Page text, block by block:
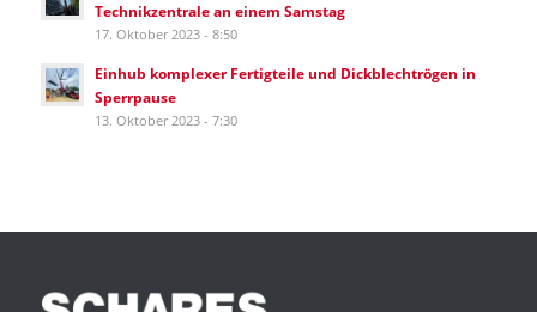
Technikzentrale an einem Samstag
17. Oktober 2023 - 8:50
Einhub komplexer Fertigteile und Dickblechtrögen in
Sperrpause
13. Oktober 2023 - 7:30